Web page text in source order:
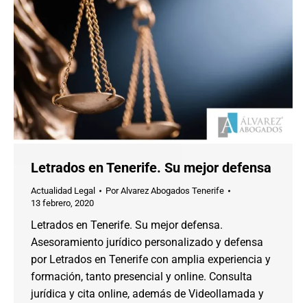
Letrados en Tenerife. Su mejor defensa
Actualidad Legal PorAlvarez Abogados Tenerife
13 febrero, 2020
Letrados en Tenerife. Su mejor defensa.
Asesoramiento jurídico personalizado y defensa
por Letrados en Tenerife con amplia experiencia y
formación, tanto presencial y online. Consulta
jurídica y cita online, además de Videollamada y